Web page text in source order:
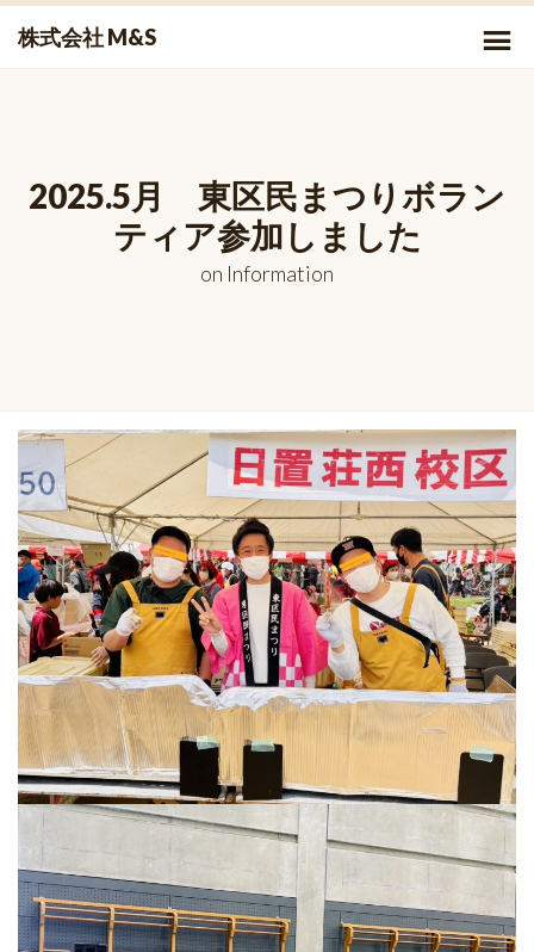
Skip
株式会社 M&S
2025.5月 東区民まつりボラン
ティア参加しました
on Information